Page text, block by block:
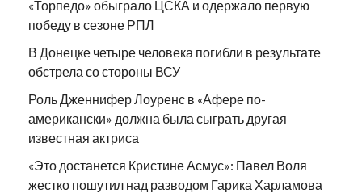
«Торпедо» обыграло ЦСКА и одержало первую
победу в сезоне РПЛ
В Донецке четыре человека погибли в результате
обстрела со стороны ВСУ
Роль Дженнифер Лоуренс в «Афере по-
американски» должна была сыграть другая
известная актриса
«Это достанется Кристине Асмус»: Павел Воля
жестко пошутил над разводом Гарика Харламова